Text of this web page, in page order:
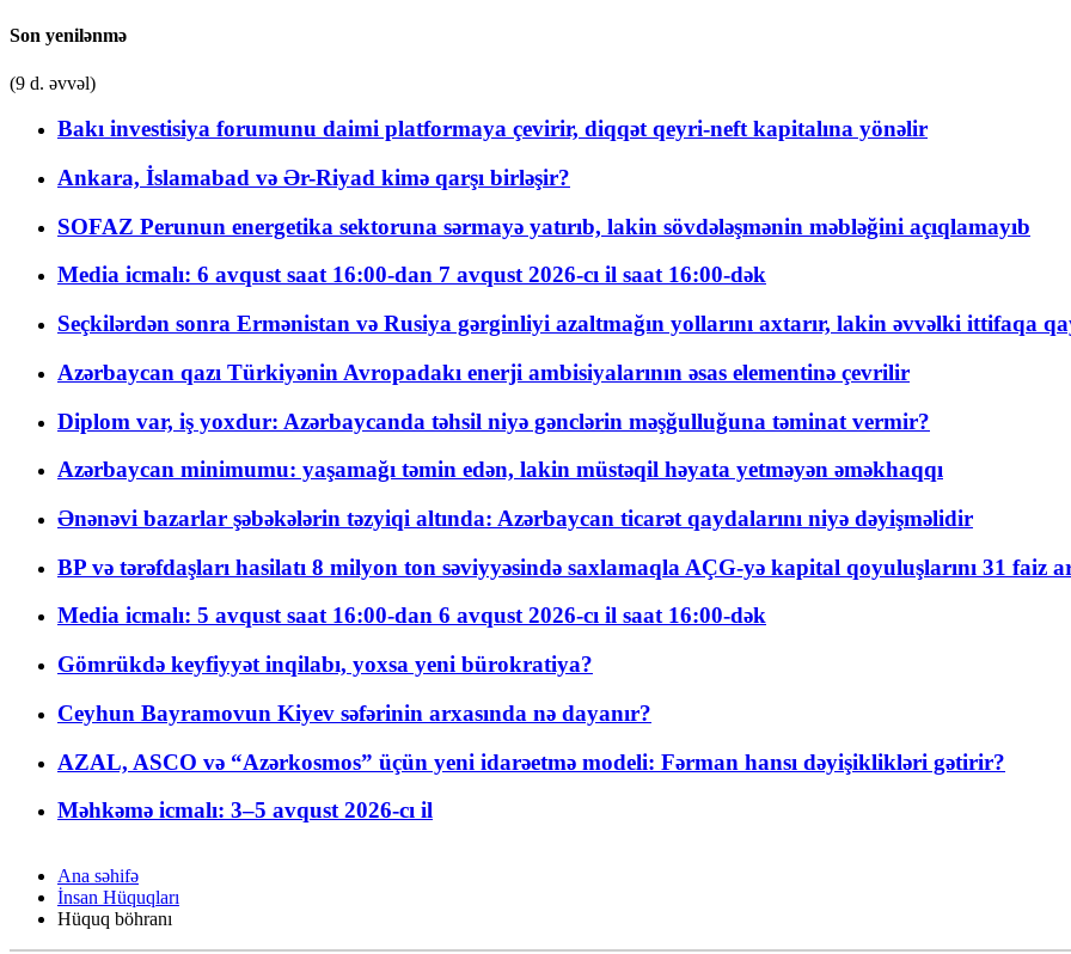
Son yenilənmə
(9 d. əvvəl)
Bakı investisiya forumunu daimi platformaya çevirir, diqqət qeyri-neft kapitalına yönəlir
Ankara, İslamabad və Ər-Riyad kimə qarşı birləşir?
SOFAZ Perunun energetika sektoruna sərmayə yatırıb, lakin sövdələşmənin məbləğini açıqlamayıb
Media icmalı: 6 avqust saat 16:00-dan 7 avqust 2026-cı il saat 16:00-dək
Seçkilərdən sonra Ermənistan və Rusiya gərginliyi azaltmağın yollarını axtarır, lakin əvvəlki ittifaqa
Azərbaycan qazı Türkiyənin Avropadakı enerji ambisiyalarının əsas elementinə çevrilir
Diplom var, iş yoxdur: Azərbaycanda təhsil niyə gənclərin məşğulluğuna təminat vermir?
Azərbaycan minimumu: yaşamağı təmin edən, lakin müstəqil həyata yetməyən əməkhaqqı
Ənənəvi bazarlar şəbəkələrin təzyiqi altında: Azərbaycan ticarət qaydalarını niyə dəyişməlidir
BP və tərəfdaşları hasilatı 8 milyon ton səviyyəsində saxlamaqla AÇG-yə kapital qoyuluşlarını 31 faiz
Media icmalı: 5 avqust saat 16:00-dan 6 avqust 2026-cı il saat 16:00-dək
Gömrükdə keyfiyyət inqilabı, yoxsa yeni bürokratiya?
Ceyhun Bayramovun Kiyev səfərinin arxasında nə dayanır?
AZAL, ASCO və “Azərkosmos” üçün yeni idarəetmə modeli: Fərman hansı dəyişiklikləri gətirir?
Məhkəmə icmalı: 3–5 avqust 2026-cı il
Ana səhifə
İnsan Hüquqları
Hüquq böhranı